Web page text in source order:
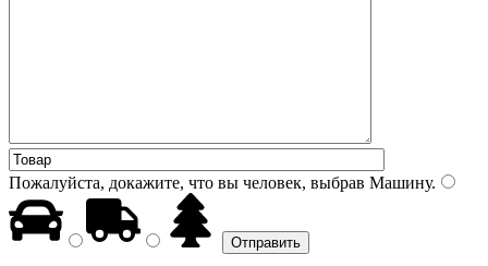
Пожалуйста, докажите, что вы человек, выбрав Машину.